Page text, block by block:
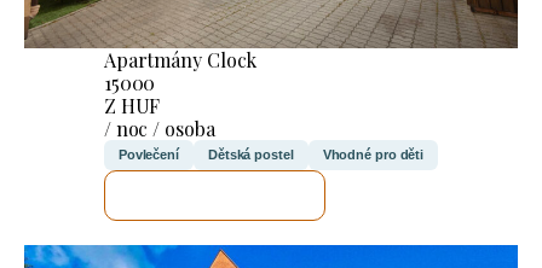
Apartmány Clock
15000
Z HUF
/ noc / osoba
Povlečení Dětská postel Vhodné pro děti